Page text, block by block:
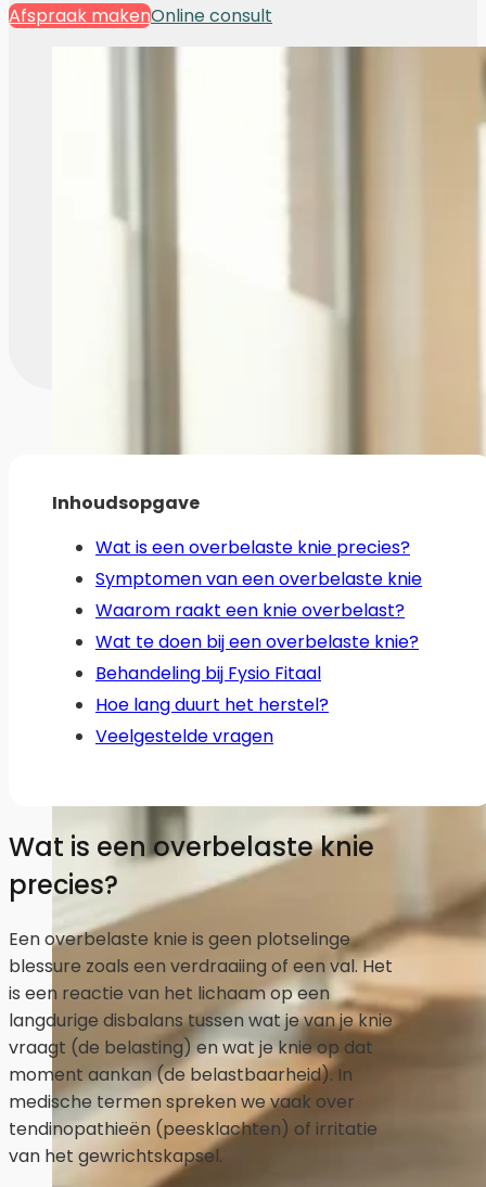
Afspraak makenOnline consult
Inhoudsopgave
Wat is een overbelaste knie precies?
Symptomen van een overbelaste knie
Waarom raakt een knie overbelast?
Wat te doen bij een overbelaste knie?
Behandeling bij Fysio Fitaal
Hoe lang duurt het herstel?
Veelgestelde vragen
Wat is een overbelaste knie
precies?
Een overbelaste knie is geen plotselinge
blessure zoals een verdraaiing of een val. Het
is een reactie van het lichaam op een
langdurige disbalans tussen wat je van je knie
vraagt (de belasting) en wat je knie op dat
moment aankan (de belastbaarheid). In
medische termen spreken we vaak over
tendinopathieën (peesklachten) of irritatie
van het gewrichtskapsel.